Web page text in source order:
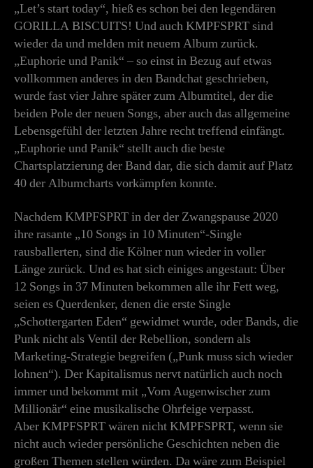
„Let’s start today“, hieß es schon bei den legendären
GORILLA BISCUITS! Und auch KMPFSPRT sind
wieder da und melden mit neuem Album zurück.
„Euphorie und Panik“ – so einst in Bezug auf etwas
vollkommen anderes in den Bandchat geschrieben,
wurde fast vier Jahre später zum Albumtitel, der die
beiden Pole der neuen Songs, aber auch das allgemeine
Lebensgefühl der letzten Jahre recht treffend einfängt.
„Euphorie und Panik“ stellt auch die beste
Chartsplatzierung der Band dar, die sich damit auf Platz
40 der Albumcharts vorkämpfen konnte.
Nachdem KMPFSPRT in der der Zwangspause 2020
ihre rasante „10 Songs in 10 Minuten“-Single
rausballerten, sind die Kölner nun wieder in voller
Länge zurück. Und es hat sich einiges angestaut: Über
12 Songs in 37 Minuten bekommen alle ihr Fett weg,
seien es Querdenker, denen die erste Single
„Schottergarten Eden“ gewidmet wurde, oder Bands, die
Punk nicht als Ventil der Rebellion, sondern als
Marketing-Strategie begreifen („Punk muss sich wieder
lohnen“). Der Kapitalismus nervt natürlich auch noch
immer und bekommt mit „Vom Augenwischer zum
Millionär“ eine musikalische Ohrfeige verpasst.
Aber KMPFSPRT wären nicht KMPFSPRT, wenn sie
nicht auch wieder persönliche Geschichten neben die
großen Themen stellen würden. Da wäre zum Beispiel